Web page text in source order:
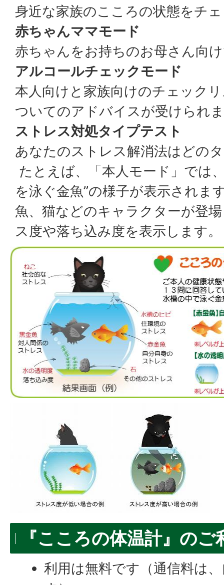
身近な家族のこころの状態をチ
赤ちゃんママモード
赤ちゃんをお持ちのお母さん向
アルコールチェックモード
本人向けと家族向けのチェック
ついてのアドバイスが受けられ
ストレス対処タイプテスト
あなたのストレス解消法はどの
たとえば、「本人モード」では
を泳ぐ金魚”の様子が表示されま
魚、猫などのキャラクターが登
ス度や落ち込み度を表示します。
『こころの体温計』の
利用は無料です（通信料は